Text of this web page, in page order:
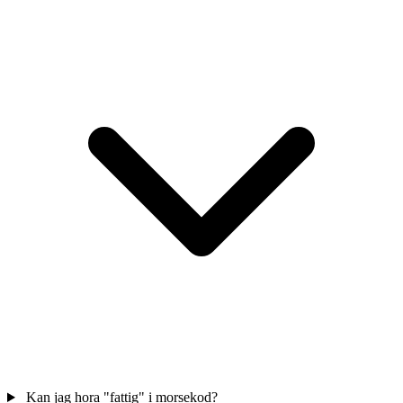
Kan jag hora "fattig" i morsekod?